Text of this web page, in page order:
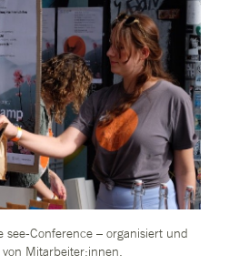
see-Conference – organisiert und
Mitarbeiter:innen.